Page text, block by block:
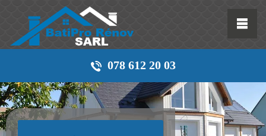
078 612 20 03